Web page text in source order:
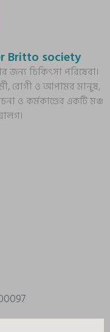
Britto society
জন্য চিকিৎসা পরিষেবা।
রোগী ও আপামর মানুষ,
ও কর্মকাণ্ডের একটি মঞ্চ